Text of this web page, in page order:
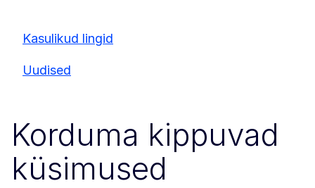
Kasulikud lingid
Uudised
Korduma kippuvad
küsimused